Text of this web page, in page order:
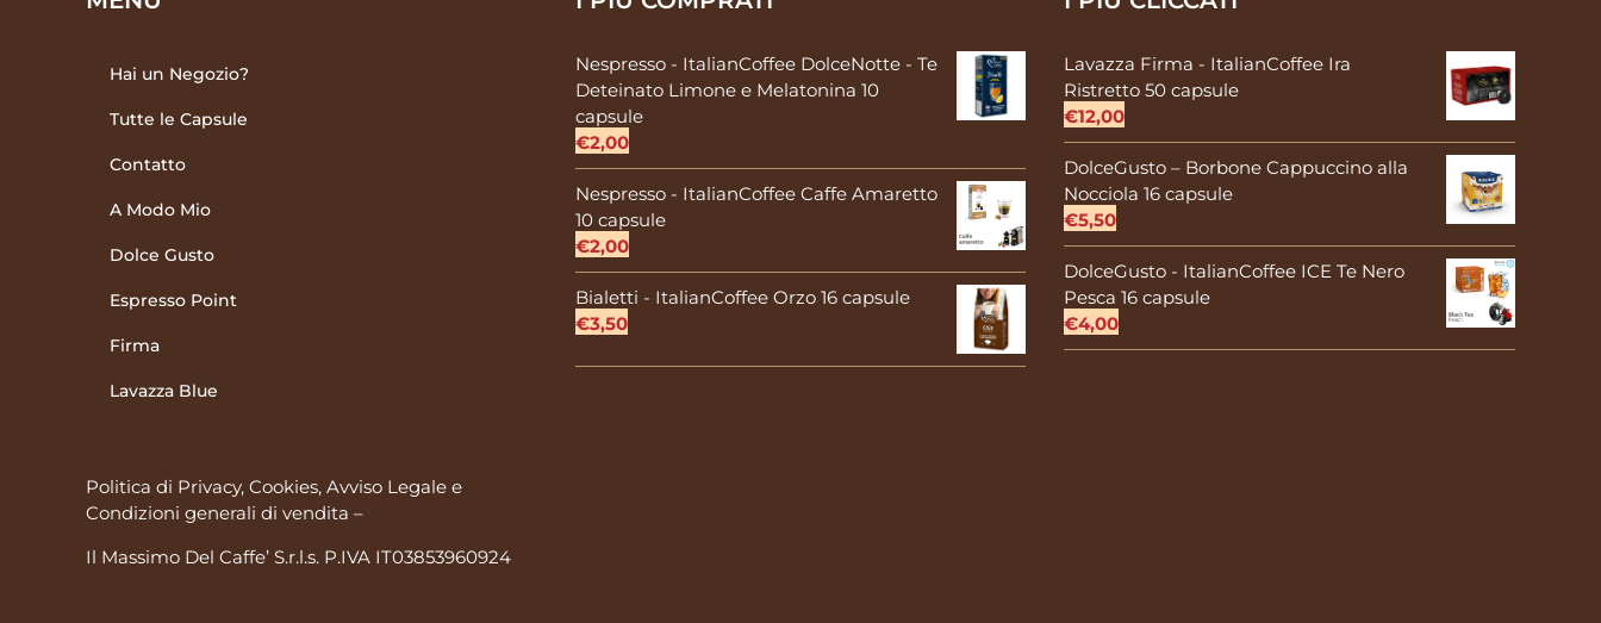
Hai un Negozio?
Tutte le Capsule
Contatto
A Modo Mio
Dolce Gusto
Espresso Point
Firma
Lavazza Blue
Politica di Privacy, Cookies, Avviso Legale e
Condizioni generali di vendita –
Il Massimo Del Caffe’ S.r.l.s. P.IVA IT03853960924
Nespresso - ItalianCoffee DolceNotte - Te
Deteinato Limone e Melatonina 10
capsule
€2,00
Nespresso - ItalianCoffee Caffe Amaretto
10 capsule
€2,00
Bialetti - ItalianCoffee Orzo 16 capsule
€3,50
Lavazza Firma - ItalianCoffee Ira
Ristretto 50 capsule
€12,00
DolceGusto – Borbone Cappuccino alla
Nocciola 16 capsule
€5,50
DolceGusto - ItalianCoffee ICE Te Nero
Pesca 16 capsule
€4,00